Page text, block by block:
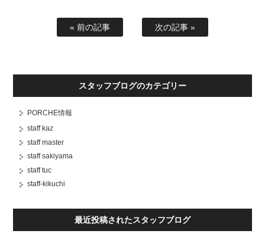
« 前の記事 次の記事 »
スタッフブログのカテゴリー
PORCHE情報
staff kaz
staff master
staff sakiyama
staff tuc
staff-kikuchi
最近投稿されたスタッフブログ